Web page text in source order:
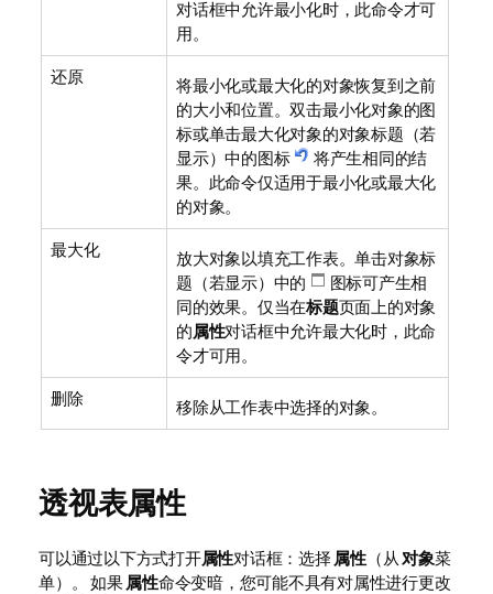
对话框中允许最小化时，此命令才可
用。
还原
将最小化或最大化的对象恢复到之前
的大小和位置。双击最小化对象的图
标或单击最大化对象的对象标题（若
显示）中的图标
将产生相同的结
果。此命令仅适用于最小化或最大化
的对象。
最大化
放大对象以填充工作表。单击对象标
题（若显示）中的
图标可产生相
同的效果。仅当在标题页面上的对象
的属性对话框中允许最大化时，此命
令才可用。
删除 移除从工作表中选择的对象。
透视表属性
可以通过以下方式打开属性对话框：选择 属性（从对象菜
单）。 如果属性命令变暗，您可能不具有对属性进行更改